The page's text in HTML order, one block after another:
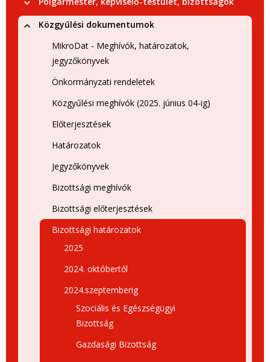
Közgyűlési dokumentumok
MikroDat - Meghívók, határozatok,
jegyzőkönyvek
Önkormányzati rendeletek
Közgyűlési meghívók (2025. június 04-ig)
Előterjesztések
Határozatok
Jegyzőkönyvek
Bizottsági meghívók
Bizottsági előterjesztések
Bizottsági határozatok
2025
2024. októbertől
2024.szeptemberig
Szociális és Egészségügyi
Bizottság
Gazdasági Bizottság